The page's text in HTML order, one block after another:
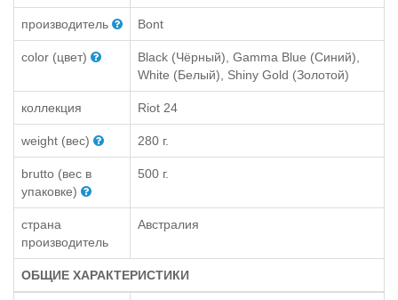
производитель Bont
color (цвет)
Black (Чёрный), Gamma Blue (Синий),
White (Белый), Shiny Gold (Золотой)
коллекция Riot 24
weight (вес) 280 г.
brutto (вес в
упаковке)
500 г.
страна
производитель
Австралия
ОБЩИЕ ХАРАКТЕРИСТИКИ